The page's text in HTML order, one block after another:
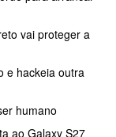
vai proteger a
e hackeia outra
humano
ao Galaxy S27